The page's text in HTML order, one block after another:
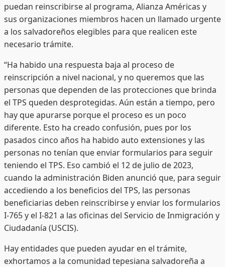
puedan reinscribirse al programa, Alianza Américas y
sus organizaciones miembros hacen un llamado urgente
a los salvadoreños elegibles para que realicen este
necesario trámite.
“Ha habido una respuesta baja al proceso de
reinscripción a nivel nacional, y no queremos que las
personas que dependen de las protecciones que brinda
el TPS queden desprotegidas. Aún están a tiempo, pero
hay que apurarse porque el proceso es un poco
diferente. Esto ha creado confusión, pues por los
pasados cinco años ha habido auto extensiones y las
personas no tenían que enviar formularios para seguir
teniendo el TPS. Eso cambió el 12 de julio de 2023,
cuando la administración Biden anunció que, para seguir
accediendo a los beneficios del TPS, las personas
beneficiarias deben reinscribirse y enviar los formularios
I-765 y el I-821 a las oficinas del Servicio de Inmigración y
Ciudadanía (USCIS).
Hay entidades que pueden ayudar en el trámite,
exhortamos a la comunidad tepesiana salvadoreña a